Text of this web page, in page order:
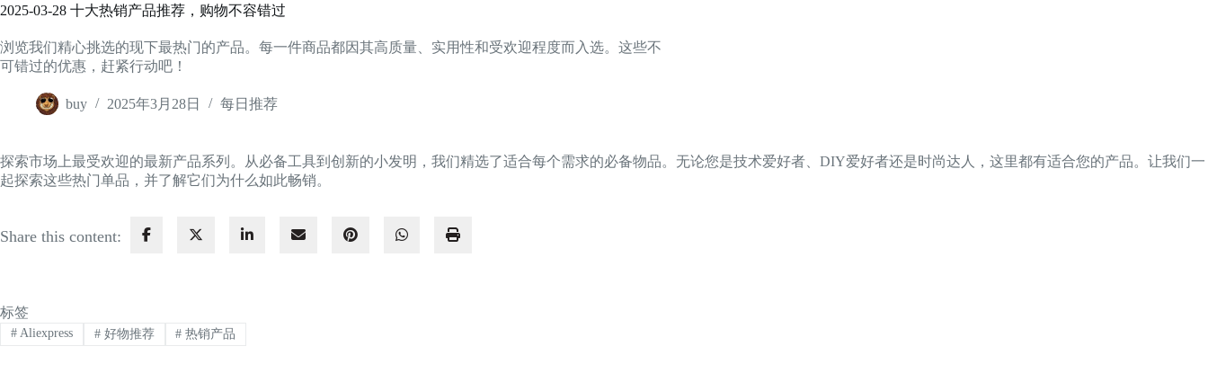
2025-03-28 十大热销产品推荐，购物不容错过
浏览我们精心挑选的现下最热门的产品。每一件商品都因其高质量、实用性和受欢迎程度而入选。这些不
可错过的优惠，赶紧行动吧！
buy 2025年3月28日 每日推荐
探索市场上最受欢迎的最新产品系列。从必备工具到创新的小发明，我们精选了适合每个需求的必备物品。无论您是技术爱好者、DIY爱好者还是时尚达人，这里都有适合您的产品。让我们一
起探索这些热门单品，并了解它们为什么如此畅销。
Share this content:
标签
#Aliexpress #好物推荐 # 热销产品